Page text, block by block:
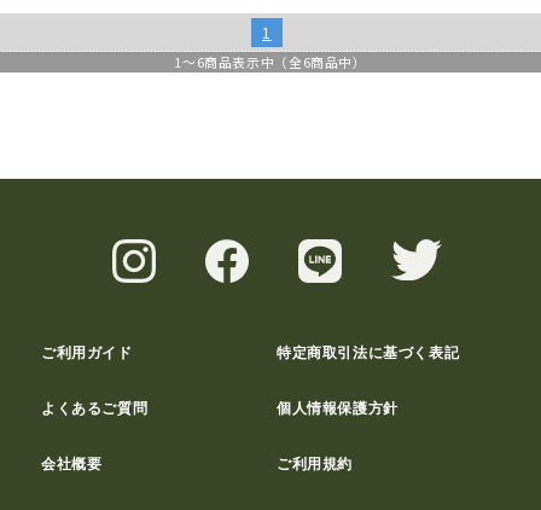
1
1 ～6商品表示中（全6商品中）
ご利用ガイド 特定商取引法に基づく表記
よくあるご質問 個人情報保護方針
会社概要 ご利用規約